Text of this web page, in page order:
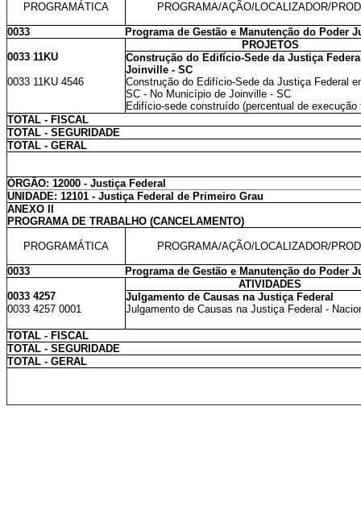
PROGRAMÁTICA PROGRAMA/AÇÃO/LOCALIZADOR/
0033
Programa de Gestão e Manutenção do Poder
PROJETOS
0033 11KU
Construção do Edifício-Sede da Justiça
Joinville - SC
0033 11KU 4546
Construção do Edifício-Sede da Justiça Federal
SC - No Município de Joinville - SC
Edifício-sede construído (percentual de
TOTAL - FISCAL
TOTAL - SEGURIDADE
TOTAL - GERAL
ÓRGÃO: 12000 - Justiça Federal
UNIDADE: 12101 - Justiça Federal de Primeiro Grau
ANEXO II
PROGRAMA DE TRABALHO (CANCELAMENTO)
PROGRAMÁTICA PROGRAMA/AÇÃO/LOCALIZADOR/
0033
Programa de Gestão e Manutenção do Poder
ATIVIDADES
0033 4257
Julgamento de Causas na Justiça Federal
0033 4257 0001
Julgamento de Causas na Justiça Federal -
TOTAL - FISCAL
TOTAL - SEGURIDADE
TOTAL - GERAL